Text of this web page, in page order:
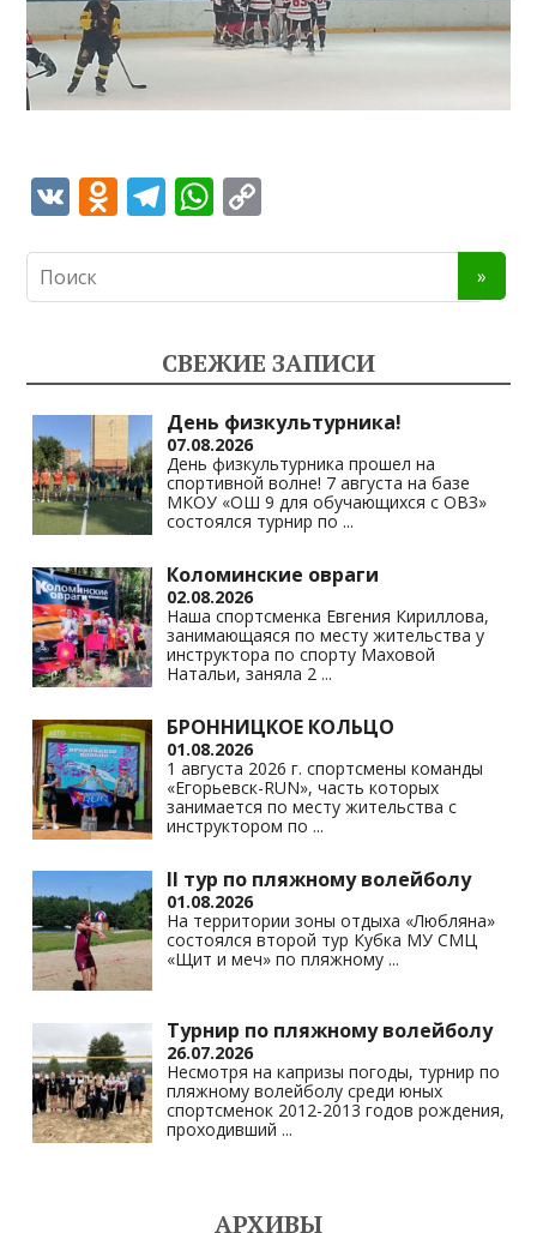
V O
o
as
s
ni
ki
T
gr
a
m
W
s
A
p
p
y
Li
n
k
СВЕЖИЕ ЗАПИСИ
День физкультурника!
07.08.2026
День физкультурника прошел на
спортивной волне! 7 августа на базе
МКОУ «ОШ 9 для обучающихся с ОВЗ»
состоялся турнир по ...
Коломинские овраги
02.08.2026
Наша спортсменка Евгения Кириллова,
занимающаяся по месту жительства у
инструктора по спорту Маховой
Натальи, заняла 2 ...
БРОННИЦКОЕ КОЛЬЦО
01.08.2026
1 августа 2026 г. спортсмены команды
«Егорьевск-RUN», часть которых
занимается по месту жительства с
инструктором по ...
II тур по пляжному волейболу
01.08.2026
На территории зоны отдыха «Любляна»
состоялся второй тур Кубка МУ СМЦ
«Щит и меч» по пляжному ...
Турнир по пляжному волейболу
26.07.2026
Несмотря на капризы погоды, турнир по
пляжному волейболу среди юных
спортсменок 2012-2013 годов рождения,
проходивший ...
АРХИВЫ